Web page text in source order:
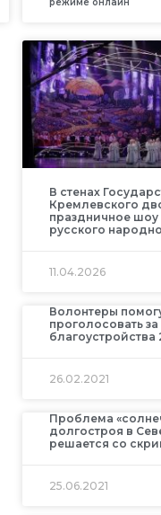
режиме онлайн
В стенах
Кремлевского
праздничное шоу
русского
11.04.2026
Волонтеры
проголосовать
благоустройства
26.02.2021
Проблема
долгостроя в
решается со
25.06.2021